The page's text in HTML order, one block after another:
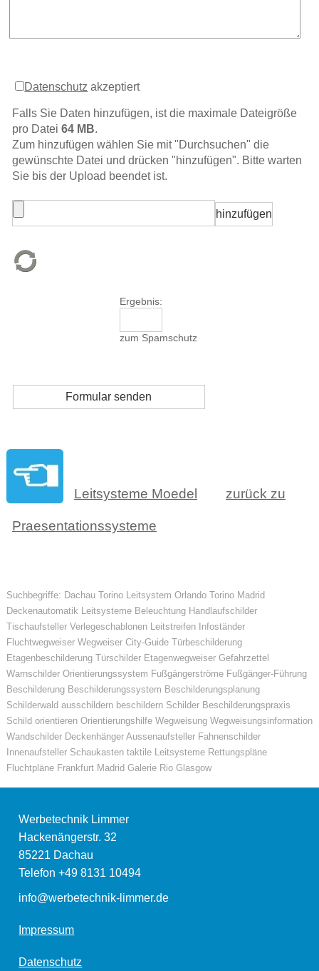
Datenschutz akzeptiert
Falls Sie Daten hinzufügen, ist die maximale Dateigröße
pro Datei 64 MB.
Zum hinzufügen wählen Sie mit "Durchsuchen" die
gewünschte Datei und drücken "hinzufügen". Bitte warten
Sie bis der Upload beendet ist.
Ergebnis:
zum Spamschutz
Leitsysteme Moedel zurück zu
Praesentationssysteme
Suchbegriffe: Dachau Torino Leitsystem Orlando Torino Madrid
Deckenautomatik Leitsysteme Beleuchtung Handlaufschilder
Tischaufsteller Verlegeschablonen Leitstreifen Infoständer
Fluchtwegweiser Wegweiser City-Guide Türbeschilderung
Etagenbeschilderung Türschilder Etagenwegweiser Gefahrzettel
Warnschilder Orientierungssystem Fußgängerströme Fußgänger-Führung
Beschilderung Beschilderungssystem Beschilderungsplanung
Schilderwald ausschildern beschildern Schilder Beschilderungspraxis
Schild orientieren Orientierungshilfe Wegweisung Wegweisungsinformation
Wandschilder Deckenhänger Aussenaufsteller Fahnenschilder
Innenaufsteller Schaukasten taktile Leitsysteme Rettungspläne
Fluchtpläne Frankfurt Madrid Galerie Rio Glasgow
Werbetechnik Limmer
Hackenängerstr. 32
85221 Dachau
Telefon+49 8131 10494
info@werbetechnik-limmer.de
Impressum
Datenschutz